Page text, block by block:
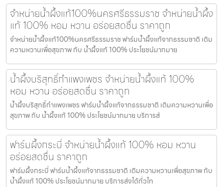
จำหน่ายน้ำผึ้งแท้100%นครศรีธรรมราช จำหน่ายน้ำผึ้ง
แท้ 100% หอม หวาน อร่อยสดชื่น ราคาถูก
จำหน่ายน้ำผึ้งแท้100%นครศรีธรรมราช ฟาร์มน้ำผึ้งแท้จากธรรมชาติ เติม
ความหวานเพื่อสุขภาพ กับ น้ำผึ้งแท้ 100% ประโยชน์มากมาย
น้ำผึ้งบริสุทธิ์กำแพงเพชร จำหน่ายน้ำผึ้งแท้ 100%
หอม หวาน อร่อยสดชื่น ราคาถูก
น้ำผึ้งบริสุทธิ์กำแพงเพชร ฟาร์มน้ำผึ้งแท้จากธรรมชาติ เติมความหวานเพื่อ
สุขภาพ กับ น้ำผึ้งแท้ 100% ประโยชน์มากมาย บริการส่
ฟาร์มผึ้งกระบี่ จำหน่ายน้ำผึ้งแท้ 100% หอม หวาน
อร่อยสดชื่น ราคาถูก
ฟาร์มผึ้งกระบี่ ฟาร์มน้ำผึ้งแท้จากธรรมชาติ เติมความหวานเพื่อสุขภาพ กับ
น้ำผึ้งแท้ 100% ประโยชน์มากมาย บริการส่งได้ทั่วไท